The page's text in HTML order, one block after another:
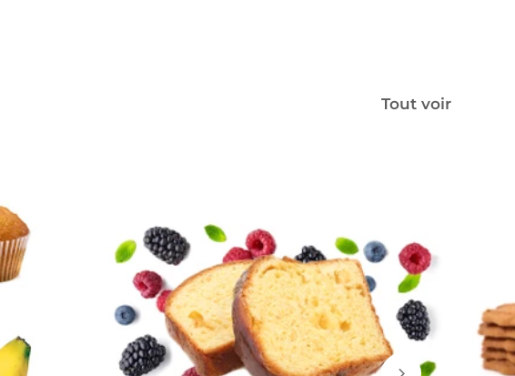
Tout voir